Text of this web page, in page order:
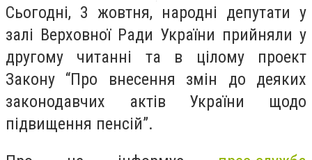
Сьогодні, 3 жовтня, народні депутати у
залі Верховної Ради України прийняли у
другому читанні та в цілому проект
Закону “Про внесення змін до деяких
законодавчих актів України щодо
підвищення пенсій”.